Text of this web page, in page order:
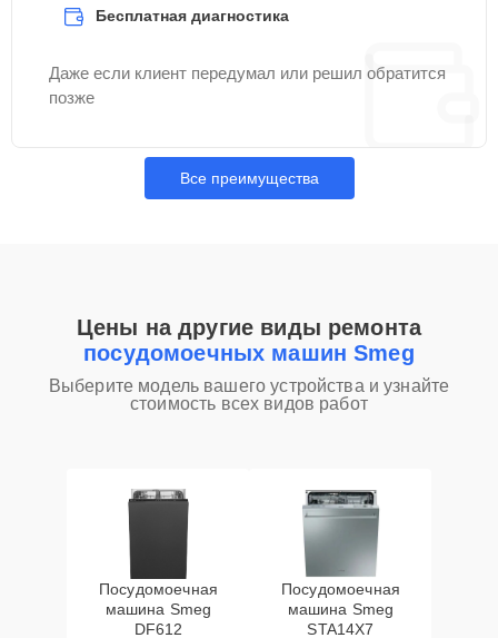
Бесплатная диагностика
Даже если клиент передумал или решил обратится
позже
Все преимущества
Цены на другие виды ремонта
посудомоечных машин Smeg
Выберите модель вашего устройства и узнайте
стоимость всех видов работ
Посудомоечная
машина Smeg
DF612
Посудомоечная
машина Smeg
STA14X7